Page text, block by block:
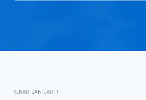
KENAR BANTLARI /